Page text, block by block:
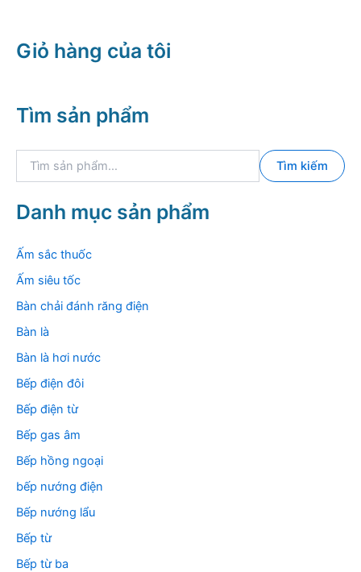
Giỏ hàng của tôi
Tìm sản phẩm
k
i
m
Tìm kiếm
Danh mục sản phẩm
Ấm sắc thuốc
Ấm siêu tốc
Bàn chải đánh răng điện
Bàn là
Bàn là hơi nước
Bếp điện đôi
Bếp điện từ
Bếp gas âm
Bếp hồng ngoại
bếp nướng điện
Bếp nướng lẩu
Bếp từ
Bếp từ ba